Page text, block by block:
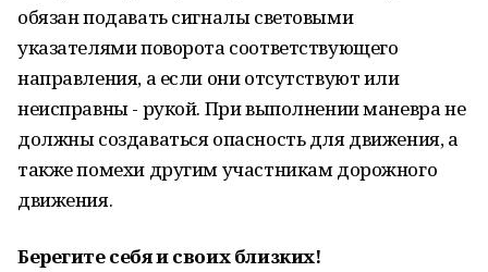
обязан подавать сигналы световыми
указателями поворота соответствующего
направления, а если они отсутствуют или
неисправны - рукой. При выполнении маневра не
должны создаваться опасность для движения, а
также помехи другим участникам дорожного
движения.
Берегите себя и своих близких!